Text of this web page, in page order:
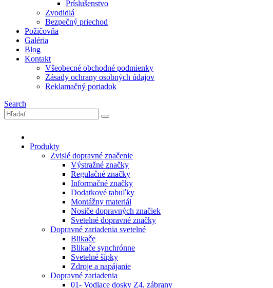
Príslušenstvo
Zvodidlá
Bezpečný priechod
Požičovňa
Galéria
Blog
Kontakt
Všeobecné obchodné podmienky
Zásady ochrany osobných údajov
Reklamačný poriadok
Search
Produkty
Zvislé dopravné značenie
Výstražné značky
Regulačné značky
Informačné značky
Dodatkové tabuľky
Montážny materiál
Nosiče dopravných značiek
Svetelné dopravné značky
Dopravné zariadenia svetelné
Blikače
Blikače synchrónne
Svetelné šípky
Zdroje a napájanie
Dopravné zariadenia
01- Vodiace dosky Z4, zábrany